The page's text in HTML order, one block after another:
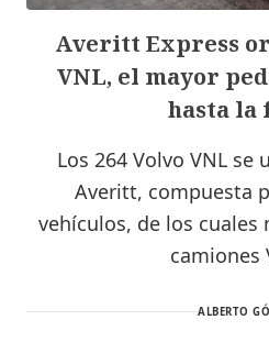
Averitt Express
VNL, el mayor
hasta la
Los 264 Volvo VNL
Averitt, compuesta
vehículos, de los cuales
camiones
ALBERTO